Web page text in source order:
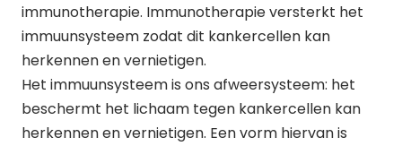
immunotherapie. Immunotherapieversterkt het
immuunsysteem zodat dit kankercellen kan
herkennen en vernietigen.
Het immuunsysteem is ons afweersysteem: het
beschermt het lichaam tegen kankercellen kan
herkennen en vernietigen. Een vorm hiervan is